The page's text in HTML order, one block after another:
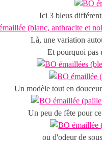
Ici 3 bleus
Là, une variation
Et pourquoi pas
Un modèle tout en
Un peu de fête pour
ou d'odeur de